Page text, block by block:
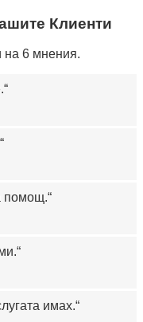
Клиенти
на 6 мнения.
помощ.
имах.